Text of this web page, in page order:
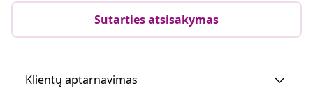
Sutarties atsisakymas
Klientų aptarnavimas